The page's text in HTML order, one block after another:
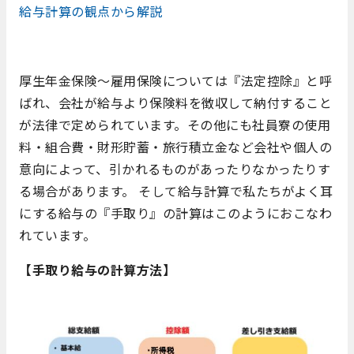
給与計算の観点から解説
厚生年金保険～雇用保険については『法定控除』と呼
ばれ、会社が給与より保険料を徴収して納付すること
が法律で定められています。その他にも社員寮の使用
料・組合費・財形貯蓄・旅行積立金など会社や個人の
意向によって、引かれるものがあったりなかったりす
る場合があります。 そして給与計算で私たちがよく耳
にする給与の『手取り』の計算はこのようにおこなわ
れています。
【手取り給与の計算方法】